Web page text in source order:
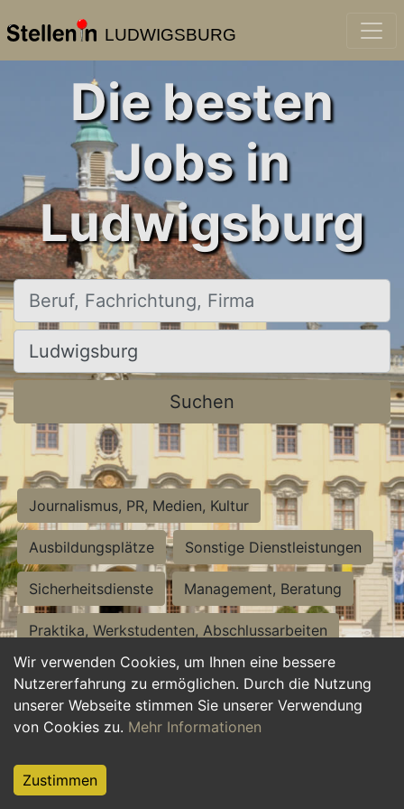
LUDWIGSBURG
Wir verwenden Cookies, um Ihnen eine bessere
Nutzererfahrung zu ermöglichen. Durch die Nutzung
unserer Webseite stimmen Sie unserer Verwendung
von Cookies zu. Mehr Informationen
Zustimmen
Die besten
Jobs in
Ludwigsburg
Beruf, Fachrichtung, Firma
Ort, Stadt
Suchen
Journalismus, PR, Medien, Kultur
Ausbildungsplätze Sonstige Dienstleistungen
Sicherheitsdienste Management, Beratung
Praktika, Werkstudenten, Abschlussarbeiten
Personalwesen Assistenz, Sekretariat
Hilfskräfte, Aushilfs- und Nebenjobs
Weiterbildung, Studium, duale Ausbildung